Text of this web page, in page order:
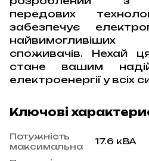
передових
забезпечує
споживачів. Нехай
стане вашим
електроенергії у всіх
Ключові
Потужність
максимальна
17.6 кВА